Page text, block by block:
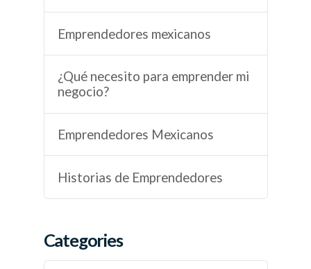
Emprendedores mexicanos
¿Qué necesito para emprender mi
negocio?
Emprendedores Mexicanos
Historias de Emprendedores
Categories